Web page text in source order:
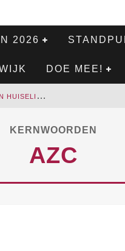
2026
DOE MEE!
E
EN BELANGRIJKE STAP IN DE AANPAK VAN HUISELIJK GEWELD
W
E PRESENTEREN HET COALITIEAKKOORD VAN 2026-2030
KERNWOORDEN
AZC